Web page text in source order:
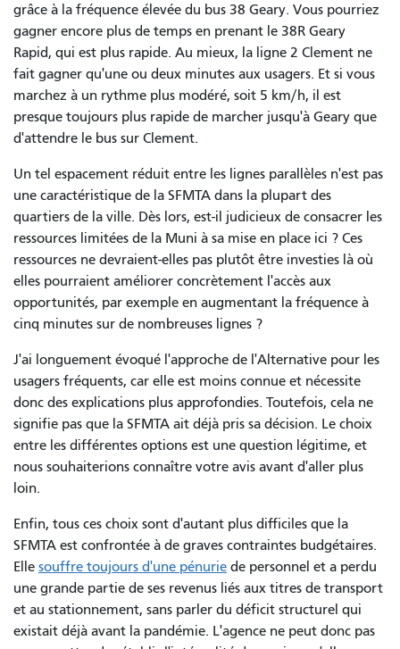
grâce à la fréquence élevée du bus 38 Geary. Vous pourriez
gagner encore plus de temps en prenant le 38R Geary
Rapid, qui est plus rapide. Au mieux, la ligne 2 Clement ne
fait gagner qu'une ou deux minutes aux usagers. Et si vous
marchez à un rythme plus modéré, soit 5 km/h, il est
presque toujours plus rapide de marcher jusqu'à Geary que
d'attendre le bus sur Clement.
Un tel espacement réduit entre les lignes parallèles n'est pas
une caractéristique de la SFMTA dans la plupart des
quartiers de la ville. Dès lors, est-il judicieux de consacrer les
ressources limitées de la Muni à sa mise en place ici ? Ces
ressources ne devraient-elles pas plutôt être investies là où
elles pourraient améliorer concrètement l'accès aux
opportunités, par exemple en augmentant la fréquence à
cinq minutes sur de nombreuses lignes ?
J'ai longuement évoqué l'approche de l'Alternative pour les
usagers fréquents, car elle est moins connue et nécessite
donc des explications plus approfondies. Toutefois, cela ne
signifie pas que la SFMTA ait déjà pris sa décision. Le choix
entre les différentes options est une question légitime, et
nous souhaiterions connaître votre avis avant d'aller plus
loin.
Enfin, tous ces choix sont d'autant plus difficiles que la
SFMTA est confrontée à de graves contraintes budgétaires.
Elle souffre toujours d'une pénurie de personnel et a perdu
une grande partie de ses revenus liés aux titres de transport
et au stationnement, sans parler du déficit structurel qui
existait déjà avant la pandémie. L'agence ne peut donc pas